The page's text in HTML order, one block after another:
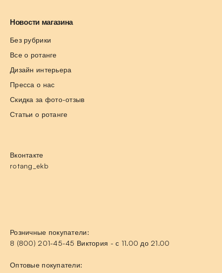
Новости магазина
Без рубрики
Все о ротанге
Дизайн интерьера
Пресса о нас
Скидка за фото-отзыв
Статьи о ротанге
Вконтакте
rotang_ekb
Розничные покупатели:
8 (800) 201-45-45 Виктория - с 11.00 до 21.00
Оптовые покупатели: